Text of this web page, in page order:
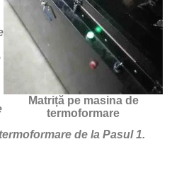
Matriță pe masina de
termoformare
de la Pasul 1.